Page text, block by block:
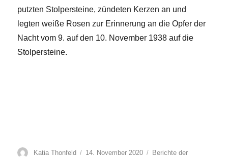
putzten Stolpersteine, zündeten Kerzen an und
legten weiße Rosen zur Erinnerung an die Opfer der
Nacht vom 9. auf den 10. November 1938 auf die
Stolpersteine.
Autor
Katia Thonfeld
Veröffentlicht
14. November 2020 Kategorien
Berichte der